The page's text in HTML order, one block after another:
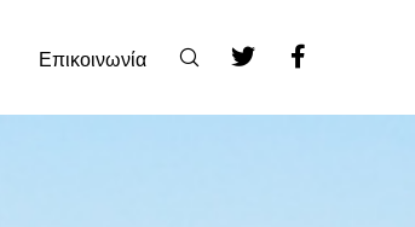
Επικοινωνία